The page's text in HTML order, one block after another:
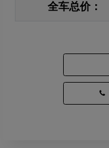
全车总价：